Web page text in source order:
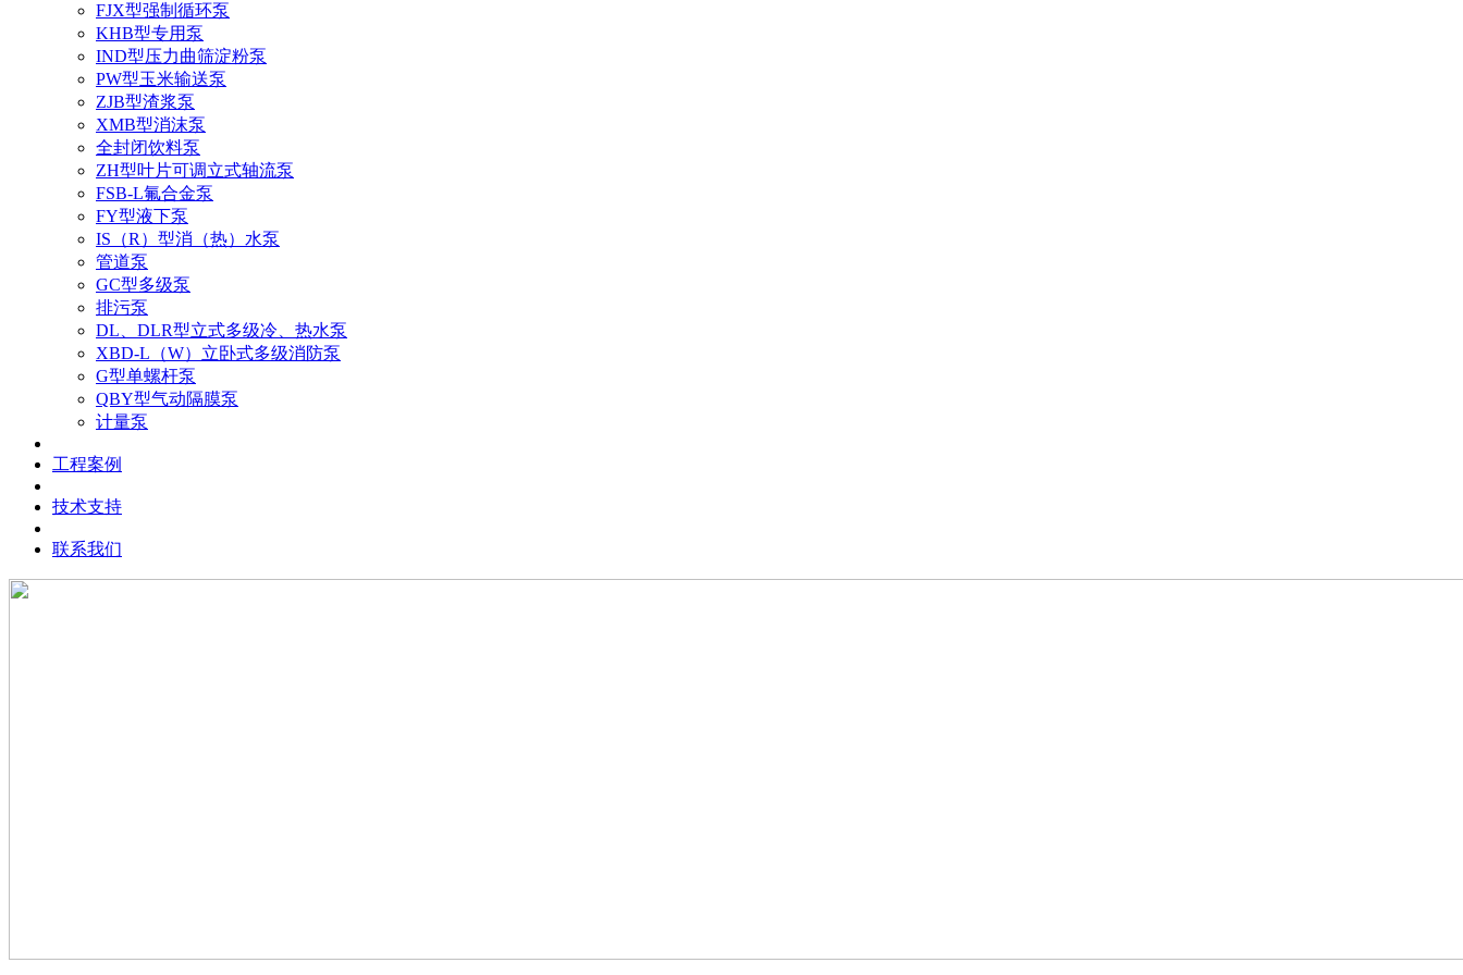
FJX型强制循环泵
KHB型专用泵
IND型压力曲筛淀粉泵
PW型玉米输送泵
ZJB型渣浆泵
XMB型消沫泵
全封闭饮料泵
ZH型叶片可调立式轴流泵
FSB-L氟合金泵
FY型液下泵
IS（R）型消（热）水泵
管道泵
GC型多级泵
排污泵
DL、DLR型立式多级冷、热水泵
XBD-L（W）立卧式多级消防泵
G型单螺杆泵
QBY型气动隔膜泵
计量泵
工程案例
技术支持
联系我们